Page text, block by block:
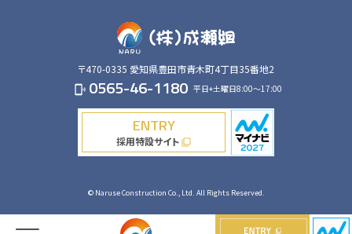
〒470-0335 愛知県豊田市青木町4丁目35番地2
phonelink_ring 0565-46-1180 平日+土曜日8:00～17:00
ENTRY
採用特設サイトfilter_none
© Naruse Construction Co., Ltd. All Rights Reserved.